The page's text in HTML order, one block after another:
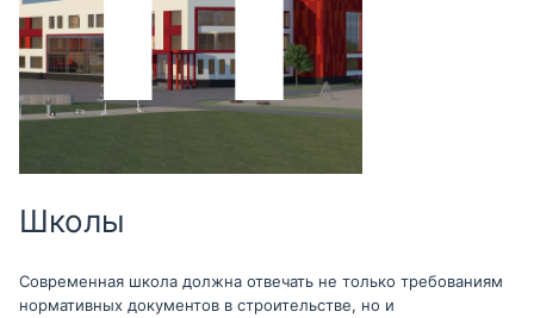
Школы
Современная школа должна отвечать не только требованиям
нормативных документов в строительстве, но и